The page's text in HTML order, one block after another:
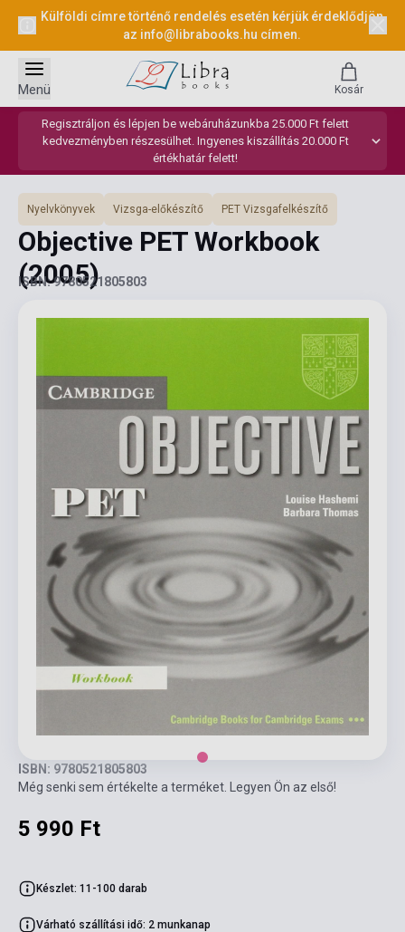
Külföldi címre történő rendelés esetén kérjük érdeklődjön
az info@librabooks.hu címen.
Regisztráljon és lépjen be webáruházunkba 25.000 Ft felett
kedvezményben részesülhet. Ingyenes kiszállítás 20.000 Ft
értékhatár felett!
Menü Kosár
Nyelvkönyvek Vizsga-előkészítő PET Vizsgafelkészítő
Objective PET Workbook
(2005)
ISBN: 9780521805803
ISBN: 9780521805803
Még senki sem értékelte a terméket. Legyen Ön az első!
5 990 Ft
Készlet: 11-100 darab
Várható szállítási idő: 2 munkanap